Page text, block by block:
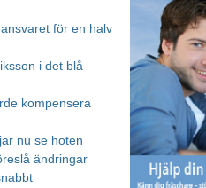
för en halv
i det blå
kompensera
nu se hoten
ändringar